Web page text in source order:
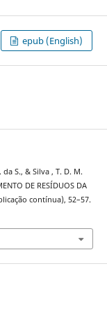
epub (English)
S., & Silva , T. D. M.
DE RESÍDUOS DA
contínua), 52–57.